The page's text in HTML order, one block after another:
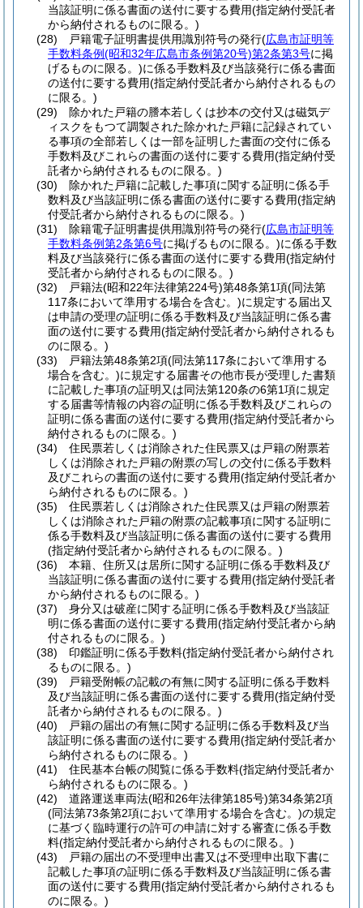
当該証明に係る書面の送付に要する費用(指定納付受託者
から納付されるものに限る。)
(28)
戸籍電子証明書提供用識別符号の発行(広島市証明等
手数料条例(昭和32年広島市条例第20号)第2条第3号に掲
げるものに限る。)に係る手数料及び当該発行に係る書面
の送付に要する費用(指定納付受託者から納付されるもの
に限る。)
(29)
除かれた戸籍の謄本若しくは抄本の交付又は磁気デ
ィスクをもつて調製された除かれた戸籍に記録されてい
る事項の全部若しくは一部を証明した書面の交付に係る
手数料及びこれらの書面の送付に要する費用(指定納付受
託者から納付されるものに限る。)
(30)
除かれた戸籍に記載した事項に関する証明に係る手
数料及び当該証明に係る書面の送付に要する費用(指定納
付受託者から納付されるものに限る。)
(31)
除籍電子証明書提供用識別符号の発行(広島市証明等
手数料条例第2条第6号に掲げるものに限る。)に係る手数
料及び当該発行に係る書面の送付に要する費用(指定納付
受託者から納付されるものに限る。)
(32)
戸籍法(昭和22年法律第224号)第48条第1項(同法第
117条において準用する場合を含む。)に規定する届出又
は申請の受理の証明に係る手数料及び当該証明に係る書
面の送付に要する費用(指定納付受託者から納付されるも
のに限る。)
(33)
戸籍法第48条第2項(同法第117条において準用する
場合を含む。)に規定する届書その他市長が受理した書類
に記載した事項の証明又は同法第120条の6第1項に規定
する届書等情報の内容の証明に係る手数料及びこれらの
証明に係る書面の送付に要する費用(指定納付受託者から
納付されるものに限る。)
(34)
住民票若しくは消除された住民票又は戸籍の附票若
しくは消除された戸籍の附票の写しの交付に係る手数料
及びこれらの書面の送付に要する費用(指定納付受託者か
ら納付されるものに限る。)
(35)
住民票若しくは消除された住民票又は戸籍の附票若
しくは消除された戸籍の附票の記載事項に関する証明に
係る手数料及び当該証明に係る書面の送付に要する費用
(指定納付受託者から納付されるものに限る。)
(36)
本籍、住所又は居所に関する証明に係る手数料及び
当該証明に係る書面の送付に要する費用(指定納付受託者
から納付されるものに限る。)
(37)
身分又は破産に関する証明に係る手数料及び当該証
明に係る書面の送付に要する費用(指定納付受託者から納
付されるものに限る。)
(38)
印鑑証明に係る手数料(指定納付受託者から納付され
るものに限る。)
(39)
戸籍受附帳の記載の有無に関する証明に係る手数料
及び当該証明に係る書面の送付に要する費用(指定納付受
託者から納付されるものに限る。)
(40)
戸籍の届出の有無に関する証明に係る手数料及び当
該証明に係る書面の送付に要する費用(指定納付受託者か
ら納付されるものに限る。)
(41)
住民基本台帳の閲覧に係る手数料(指定納付受託者か
ら納付されるものに限る。)
(42)
道路運送車両法(昭和26年法律第185号)第34条第2項
(同法第73条第2項において準用する場合を含む。)の規定
に基づく臨時運行の許可の申請に対する審査に係る手数
料(指定納付受託者から納付されるものに限る。)
(43)
戸籍の届出の不受理申出書又は不受理申出取下書に
記載した事項の証明に係る手数料及び当該証明に係る書
面の送付に要する費用(指定納付受託者から納付されるも
のに限る。)